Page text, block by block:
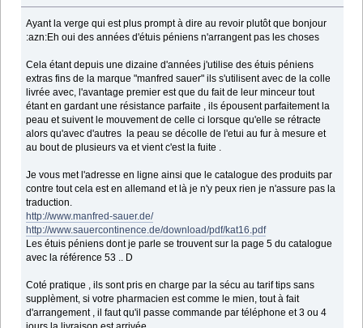
Ayant la verge qui est plus prompt à dire au revoir plutôt que bonjour
:azn:Eh oui des années d'étuis péniens n'arrangent pas les choses
Cela étant depuis une dizaine d'années j'utilise des étuis péniens
extras fins de la marque "manfred sauer" ils s'utilisent avec de la colle
livrée avec, l'avantage premier est que du fait de leur minceur tout
étant en gardant une résistance parfaite , ils épousent parfaitement la
peau et suivent le mouvement de celle ci lorsque qu'elle se rétracte
alors qu'avec d'autres la peau se décolle de l'etui au fur à mesure et
au bout de plusieurs va et vient c'est la fuite .
Je vous met l'adresse en ligne ainsi que le catalogue des produits par
contre tout cela est en allemand et là je n'y peux rien je n'assure pas la
traduction.
http://www.manfred-sauer.de/
http://www.sauercontinence.de/download/pdf/kat16.pdf
Les étuis péniens dont je parle se trouvent sur la page 5 du catalogue
avec la référence 53 .. D
Coté pratique , ils sont pris en charge par la sécu au tarif tips sans
supplèment, si votre pharmacien est comme le mien, tout à fait
d'arrangement , il faut qu'il passe commande par téléphone et 3 ou 4